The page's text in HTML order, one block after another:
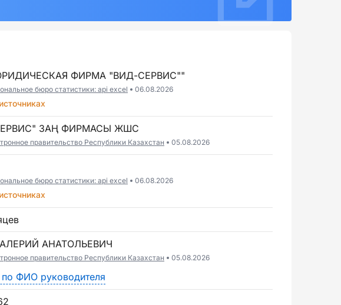
ФИРМА "ВИД-СЕРВИС""
бюро статистики: api excel 06.08.2026
ЗАҢ ФИРМАСЫ ЖШС
правительство Республики Казахстан 05.08.2026
бюро статистики: api excel 06.08.2026
АНАТОЛЬЕВИЧ
правительство Республики Казахстан 05.08.2026
по ФИО руководителя